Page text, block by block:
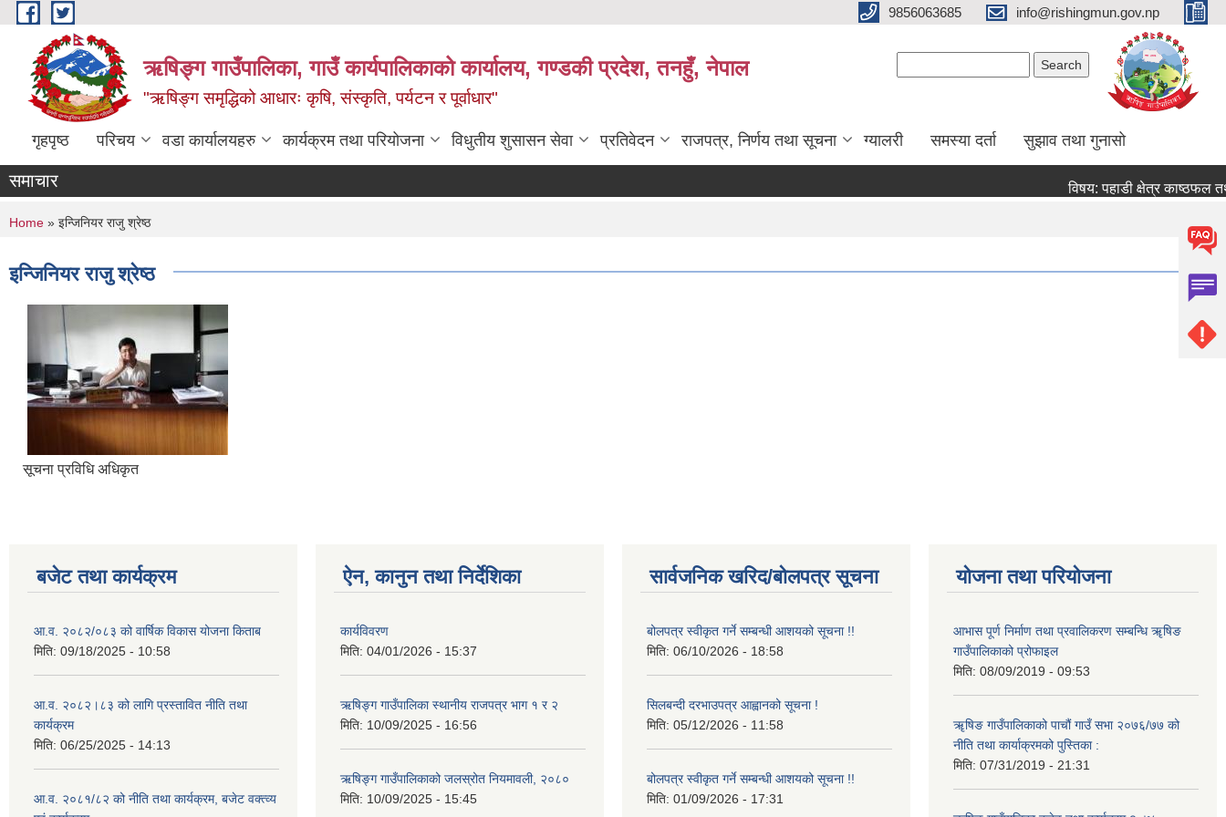
Skip to main content 9856063685 info@rishingmun.gov.np
ऋषिङ्ग गाउँपालिका, गाउँ कार्यपालिकाको कार्यालय, गण्डकी प्रदेश, तनहुँ, नेपाल
"ऋषिङ्ग समृद्धिको आधारः कृषि, संस्कृति, पर्यटन र पूर्वाधार"
गृहपृष्ठ परिचय वडा कार्यालयहरु कार्यक्रम तथा परियोजना विधुतीय शुसासन सेवा प्रतिवेदन राजपत्र, निर्णय तथा सूचना ग्यालरी समस्या दर्ता सुझाव तथा गुनासो
समाचार विषय: पहाडी क्षेत्र काष्ठफल
You are here
Home » इन्जिनियर राजु श्रेष्ठ
इन्जिनियर राजु श्रेष्ठ
सूचना प्रविधि अधिकृत
बजेट तथा कार्यक्रम
आ.व. २०८२/०८३ को वार्षिक विकास योजना किताब
मिति: 09/18/2025 - 10:58
आ.व. २०८२।८३ को लागि प्रस्तावित नीति तथा
कार्यक्रम
मिति: 06/25/2025 - 14:13
आ.व. २०८१/८२ को नीति तथा कार्यक्रम, बजेट वक्त्व्य
ऐन, कानुन तथा निर्देशिका
कार्यविवरण
मिति: 04/01/2026 - 15:37
ऋषिङ्ग गाउँपालिका स्थानीय राजपत्र भाग १ र २
मिति: 10/09/2025 - 16:56
ऋषिङ्ग गाउँपालिकाको जलस्रोत नियमावली, २०८०
मिति: 10/09/2025 - 15:45
सार्वजनिक खरिद/बोलपत्र सूचना
बोलपत्र स्वीकृत गर्ने सम्बन्धी आशयको सूचना !!
मिति: 06/10/2026 - 18:58
सिलबन्दी दरभाउपत्र आह्वानको सूचना !
मिति: 05/12/2026 - 11:58
बोलपत्र स्वीकृत गर्ने सम्बन्धी आशयको सूचना !!
मिति: 01/09/2026 - 17:31
योजना तथा परियोजना
आभास पूर्ण निर्माण तथा प्रवालिकरण सम्बन्धि ॠषिङ
गाउँपालिकाको प्रोफाइल
मिति: 08/09/2019 - 09:53
ॠषिङ गाउँपालिकाको पाचौं गाउँ सभा २०७६/७७ को
नीति तथा कार्याक्रमको पुस्तिका :
मिति: 07/31/2019 - 21:31